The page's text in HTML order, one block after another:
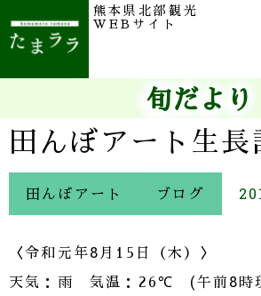
熊本県北部観光
WEBサイト
旬だより
田んぼアート生長
田んぼアート ブログ
〈令和元年8 月15日（木）〉
天気：雨 気温：26 ℃ (午前8時